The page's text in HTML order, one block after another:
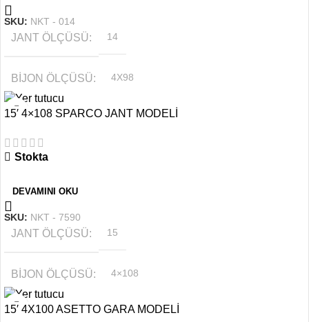
SKU: NKT - 014
JANT ÖLÇÜSÜ 14
BIJON ÖLÇÜSÜ 4X98
OFSET 5.5 J
RENK
15′ 4×108 SPARCO JANT MODELİ
Stokta
DEVAMINI OKU
SKU: NKT - 7590
JANT ÖLÇÜSÜ 15
BIJON ÖLÇÜSÜ 4×108
RENK Beyaz
15′ 4X100 ASETTO GARA MODELİ